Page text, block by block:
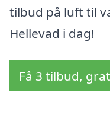
tilbud på luft til
Hellevad i dag!
Få 3 tilbud,